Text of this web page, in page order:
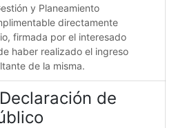
y Planeamiento
directamente
firmada por el interesado
haber realizado el ingreso
de la misma.
de